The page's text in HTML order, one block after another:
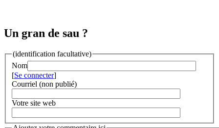
Un gran de sau ?
(identification facultative)
Nom
[Se connecter]
Courriel (non publié)
Votre site web